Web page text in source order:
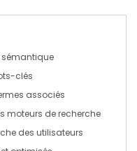
sémantique
clés
associés
moteurs de recherche
des utilisateurs